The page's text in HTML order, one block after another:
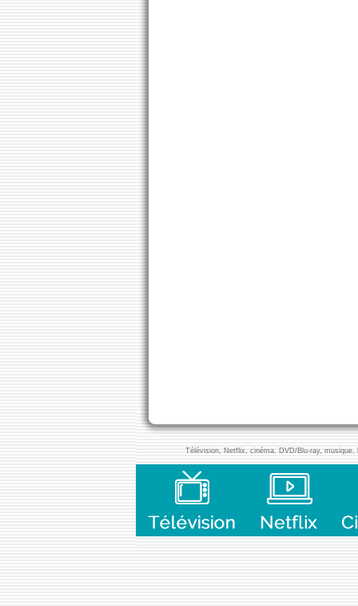
Télévision, Netflix, cinéma, DVD/Blu-ray,